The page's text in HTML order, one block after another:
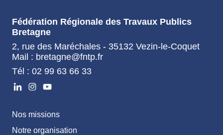
Fédération Régionale des Travaux Publics
Bretagne
2, rue des Maréchales - 35132 Vezin-le-Coquet
Mail : bretagne@fntp.fr
Tél : 02 99 63 66 33
Nos missions
Notre organisation